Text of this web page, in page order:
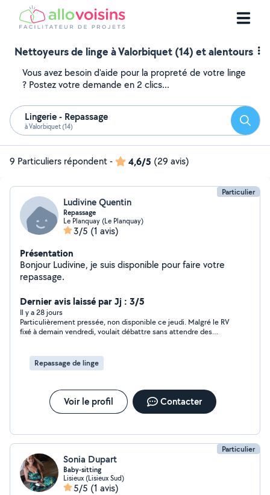
Nettoyeurs de linge à Valorbiquet (14) et alentours
Vous avez besoin d'aide pour la propreté de votre linge
? Postez votre demande en 2 clics...
Lingerie - Repassage
à Valorbiquet (14)
9 Particuliers répondent- 4,6/5 (29 avis)
Particulier
Ludivine Quentin
Repassage
Le Planquay (Le Planquay)
3/5 (1 avis)
Présentation
Bonjour Ludivine, je suis disponible pour faire votre
repassage.
Dernier avis laissé par Jj : 3/5
Il y a 28 jours
Particulièrement pressée, non disponible ce jeudi. Malgré le RV
fixé à demain vendredi, voulait débattre sans attendre des
Repassage de linge
Voir le profil Contacter
Particulier
Sonia Dupart
Baby-sitting
Lisieux (Lisieux Sud)
5/5 (1 avis)